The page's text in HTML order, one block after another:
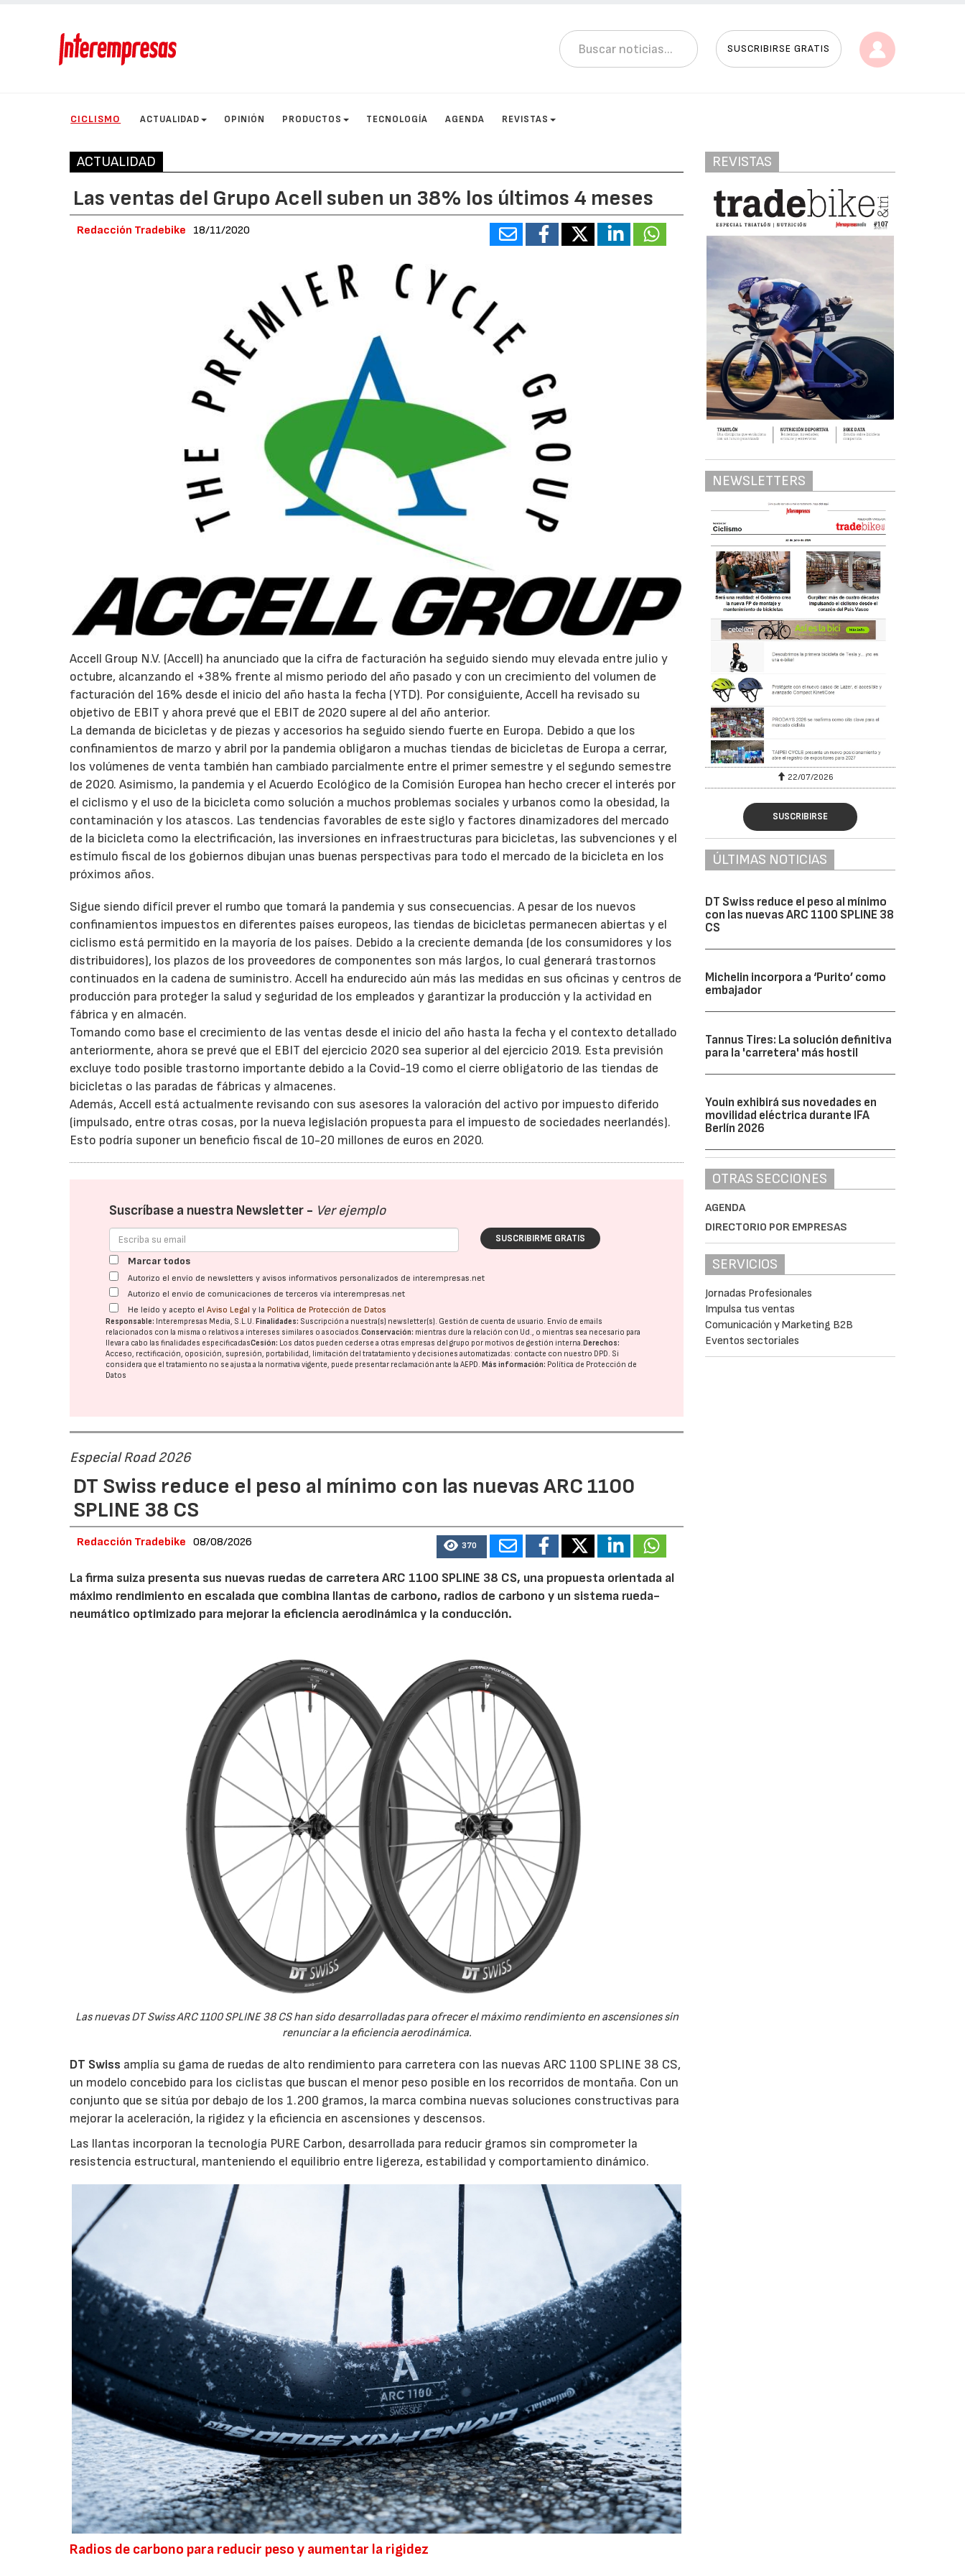
SUSCRIBIRSE GRATIS
CICLISMO ACTUALIDAD OPINIÓN PRODUCTOS TECNOLOGÍA AGENDA REVISTAS
ACTUALIDAD
Las ventas del Grupo Acell suben un 38% los últimos 4 meses
Redacción Tradebike 18/11/2020
Accell Group N.V. (Accell) ha anunciado que la cifra de facturación ha seguido siendo muy elevada entre julio y
octubre, alcanzando el +38% frente al mismo periodo del año pasado y con un crecimiento del volumen de
facturación del 16% desde el inicio del año hasta la fecha (YTD). Por consiguiente, Accell ha revisado su
objetivo de EBIT y ahora prevé que el EBIT de 2020 supere al del año anterior.
La demanda de bicicletas y de piezas y accesorios ha seguido siendo fuerte en Europa. Debido a que los
confinamientos de marzo y abril por la pandemia obligaron a muchas tiendas de bicicletas de Europa a cerrar,
los volúmenes de venta también han cambiado parcialmente entre el primer semestre y el segundo semestre
de 2020. Asimismo, la pandemia y el Acuerdo Ecológico de la Comisión Europea han hecho crecer el interés por
el ciclismo y el uso de la bicicleta como solución a muchos problemas sociales y urbanos como la obesidad, la
contaminación y los atascos. Las tendencias favorables de este siglo y factores dinamizadores del mercado
de la bicicleta como la electrificación, las inversiones en infraestructuras para bicicletas, las subvenciones y el
estímulo fiscal de los gobiernos dibujan unas buenas perspectivas para todo el mercado de la bicicleta en los
próximos años.
Sigue siendo difícil prever el rumbo que tomará la pandemia y sus consecuencias. A pesar de los nuevos
confinamientos impuestos en diferentes países europeos, las tiendas de bicicletas permanecen abiertas y el
ciclismo está permitido en la mayoría de los países. Debido a la creciente demanda (de los consumidores y los
distribuidores), los plazos de los proveedores de componentes son más largos, lo cual generará trastornos
continuados en la cadena de suministro. Accell ha endurecido aún más las medidas en sus oficinas y centros de
producción para proteger la salud y seguridad de los empleados y garantizar la producción y la actividad en
fábrica y en almacén.
Tomando como base el crecimiento de las ventas desde el inicio del año hasta la fecha y el contexto detallado
anteriormente, ahora se prevé que el EBIT del ejercicio 2020 sea superior al del ejercicio 2019. Esta previsión
excluye todo posible trastorno importante debido a la Covid-19 como el cierre obligatorio de las tiendas de
bicicletas o las paradas de fábricas y almacenes.
Además, Accell está actualmente revisando con sus asesores la valoración del activo por impuesto diferido
(impulsado, entre otras cosas, por la nueva legislación propuesta para el impuesto de sociedades neerlandés).
Esto podría suponer un beneficio fiscal de 10-20 millones de euros en 2020.
Suscríbase a nuestra Newsletter - Ver ejemplo
SUSCRIBIRME GRATIS
Marcar todos
Autorizo el envío de newsletters y avisos informativos personalizados de interempresas.net
Autorizo el envío de comunicaciones de terceros vía interempresas.net
He leído y acepto elAviso Legal y la Política de Protección de Datos
Responsable: Interempresas Media, S.L.U.Finalidades: Suscripción a nuestra(s) newsletter(s). Gestión de cuenta de usuario. Envío de emails
relacionados con la misma o relativos a intereses similares o asociados.Conservación: mientras dure la relación con Ud., o mientras sea necesario para
llevar a cabo las finalidades especificadasCesión: Los datos pueden cederse a otras empresas del grupo por motivos de gestión interna.Derechos:
Acceso, rectificación, oposición, supresión, portabilidad, limitación del tratatamiento y decisiones automatizadas: contacte con nuestro DPD. Si
considera que el tratamiento no se ajusta a la normativa vigente, puede presentar reclamación ante laAEPD.Más información: Política de Protección de
Datos
Especial Road 2026
DT Swiss reduce el peso al mínimo con las nuevas ARC 1100
SPLINE 38 CS
Redacción Tradebike 08/08/2026 370
La firma suiza presenta sus nuevas ruedas de carretera ARC 1100 SPLINE 38 CS, una propuesta orientada al
máximo rendimiento en escalada que combina llantas de carbono, radios de carbono y un sistema rueda-
neumático optimizado para mejorar la eficiencia aerodinámica y la conducción.
Las nuevas DT Swiss ARC 1100 SPLINE 38 CS han sido desarrolladas para ofrecer el máximo rendimiento en ascensiones sin
renunciar a la eficiencia aerodinámica.
DT Swiss amplía su gama de ruedas de alto rendimiento para carretera con las nuevas ARC 1100 SPLINE 38 CS,
un modelo concebido para los ciclistas que buscan el menor peso posible en los recorridos de montaña. Con un
conjunto que se sitúa por debajo de los 1.200 gramos, la marca combina nuevas soluciones constructivas para
mejorar la aceleración, la rigidez y la eficiencia en ascensiones y descensos.
Las llantas incorporan la tecnología PURE Carbon, desarrollada para reducir gramos sin comprometer la
resistencia estructural, manteniendo el equilibrio entre ligereza, estabilidad y comportamiento dinámico.
Radios de carbono para reducir peso y aumentar la rigidez
REVISTAS
NEWSLETTERS
22/07/2026
SUSCRIBIRSE
ÚLTIMAS NOTICIAS
DT Swiss reduce el peso al mínimo
con las nuevas ARC 1100 SPLINE 38
CS
Michelin incorpora a ‘Purito’ como
embajador
Tannus Tires: La solución definitiva
para la 'carretera' más hostil
Youin exhibirá sus novedades en
movilidad eléctrica durante IFA
Berlín 2026
OTRAS SECCIONES
AGENDA
DIRECTORIO POR EMPRESAS
SERVICIOS
Jornadas Profesionales
Impulsa tus ventas
Comunicación y Marketing B2B
Eventos sectoriales